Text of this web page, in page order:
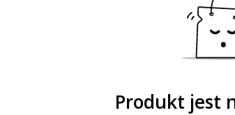
Produkt jest